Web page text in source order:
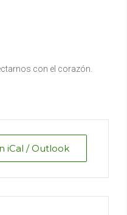
con el corazón.
iCal / Outlook